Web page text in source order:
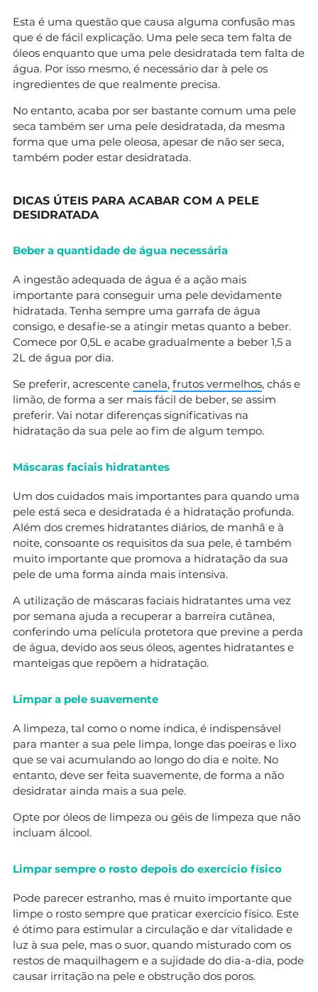
Esta é uma questão que causa alguma confusão mas
que é de fácil explicação. Uma pele seca tem falta de
óleos enquanto que uma pele desidratada tem falta de
água. Por isso mesmo, é necessário dar à pele os
ingredientes de que realmente precisa.
No entanto, acaba por ser bastante comum uma pele
seca também ser uma pele desidratada, da mesma
forma que uma pele oleosa, apesar de não ser seca,
também poder estar desidratada.
DICAS ÚTEIS PARA ACABAR COM A PELE
DESIDRATADA
Beber a quantidade de água necessária
A ingestão adequada de água é a ação mais
importante para conseguir uma pele devidamente
hidratada. Tenha sempre uma garrafa de água
consigo, e desafie-se a atingir metas quanto a beber.
Comece por 0,5L e acabe gradualmente a beber 1,5 a
2L de água por dia.
Se preferir, acrescente canela, frutos vermelhos, chás e
limão, de forma a ser mais fácil de beber, se assim
preferir. Vai notar diferenças significativas na
hidratação da sua pele ao fim de algum tempo.
Máscaras faciais hidratantes
Um dos cuidados mais importantes para quando uma
pele está seca e desidratada é a hidratação profunda.
Além dos cremes hidratantes diários, de manhã e à
noite, consoante os requisitos da sua pele, é também
muito importante que promova a hidratação da sua
pele de uma forma ainda mais intensiva.
A utilização de máscaras faciais hidratantes uma vez
por semana ajuda a recuperar a barreira cutânea,
conferindo uma película protetora que previne a perda
de água, devido aos seus óleos, agentes hidratantes e
manteigas que repõem a hidratação.
Limpar a pele suavemente
A limpeza, tal como o nome indica, é indispensável
para manter a sua pele limpa, longe das poeiras e lixo
que se vai acumulando ao longo do dia e noite. No
entanto, deve ser feita suavemente, de forma a não
desidratar ainda mais a sua pele.
Opte por óleos de limpeza ou géis de limpeza que não
incluam álcool.
Limpar sempre o rosto depois do exercício físico
Pode parecer estranho, mas é muito importante que
limpe o rosto sempre que praticar exercício físico. Este
é ótimo para estimular a circulação e dar vitalidade e
luz à sua pele, mas o suor, quando misturado com os
restos de maquilhagem e a sujidade do dia-a-dia, pode
causar irritação na pele e obstrução dos poros.